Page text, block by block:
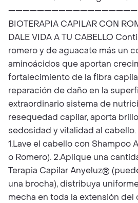
BIOTERAPIA CAPILAR CON
DALE VIDA A TU CABELLO
romero y de aguacate más un
aminoácidos que aportan
fortalecimiento de la fibra
reparación de daño en la
extraordinario sistema de
resequedad capilar, aporta
sedosidad y vitalidad al cabello.
1.Lave el cabello con Shampoo
o Romero). 2.Aplique una
Terapia Capilar Anyeluz®
una brocha), distribuya
mecha en toda la extensión del